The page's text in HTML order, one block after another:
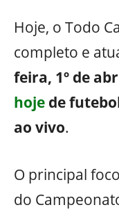
Hoje, o Todo
completo e
feira, 1º de
hoje de
ao vivo.
O principal
do